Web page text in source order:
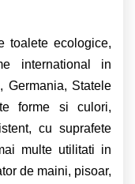
toalete ecologice,
international in
Germania, Statele
forme si culori,
cu suprafete
multe utilitati in
de maini, pisoar,